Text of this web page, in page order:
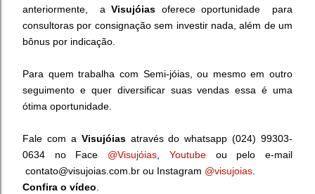
anteriormente, aVisujóias oferece oportunidade para
consultoras por consignação sem investir nada, além de um
bônus por indicação.
Para quem trabalha com Semi-jóias, ou mesmo em outro
seguimento e quer diversificar suas vendas essa é uma
ótima oportunidade.
Fale com a Visujóiasatravés dowhatsapp (024) 99303-
0634 no Face @Visujóias Youtubeou pelo e-mail
contato@visujoias.com.br ou Instagram @visujoias
Confira o vídeo